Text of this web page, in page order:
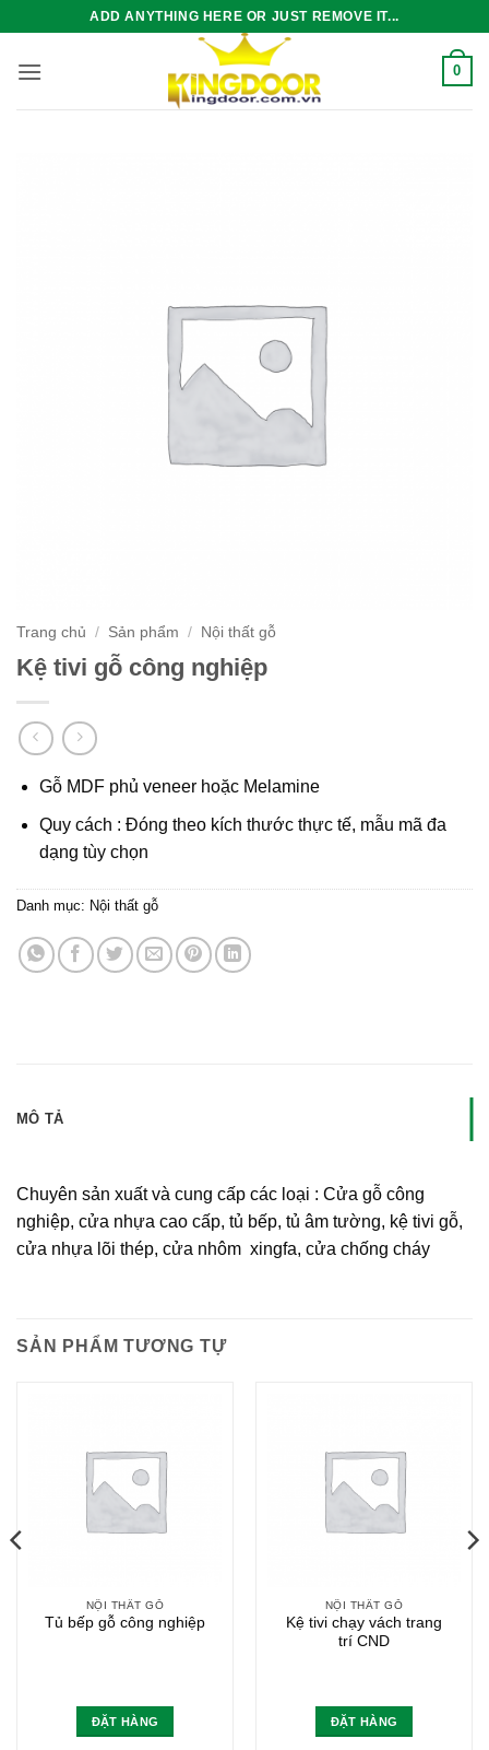
nội
ADD ANYTHING HERE OR JUST REMOVE IT...
0
Trang chủ / Sản phẩm / Nội thất gỗ
Kệ tivi gỗ công nghiệp
Gỗ MDF phủ veneer hoặc Melamine
Quy cách : Đóng theo kích thước thực tế, mẫu mã đa
dạng tùy chọn
Danh mục: Nội thất gỗ
MÔ TẢ
Chuyên sản xuất và cung cấp các loại : Cửa gỗ công
nghiệp, cửa nhựa cao cấp, tủ bếp, tủ âm tường, kệ tivi gỗ,
cửa nhựa lõi thép, cửa nhôm xingfa, cửa chống cháy
SẢN PHẨM TƯƠNG TỰ
NỘI THẤT GỖ
Tủ bếp gỗ công nghiệp
ĐẶT HÀNG
NỘI THẤT GỖ
Kệ tivi chạy vách trang
trí CND
ĐẶT HÀNG